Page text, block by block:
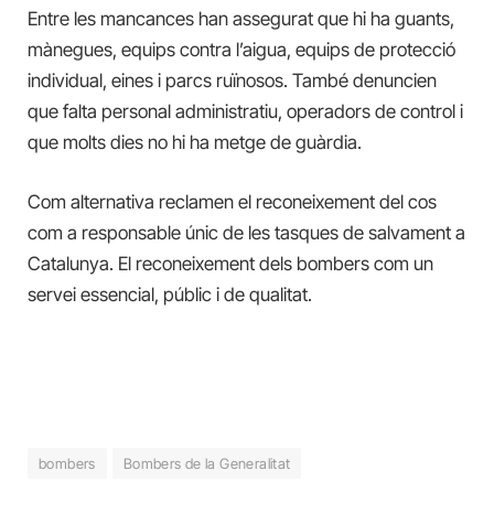
Entre les mancances han assegurat que hi ha guants,
mànegues, equips contra l’aigua, equips de protecció
individual, eines i parcs ruïnosos. També denuncien
que falta personal administratiu, operadors de control i
que molts dies no hi ha metge de guàrdia.
Com alternativa reclamen el reconeixement del cos
com a responsable únic de les tasques de salvament a
Catalunya. El reconeixement dels bombers com un
servei essencial, públic i de qualitat.
bombers Bombers de la Generalitat